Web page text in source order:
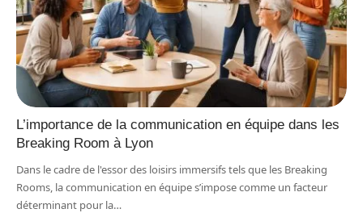
L’importance de la communication en équipe dans les
Breaking Room à Lyon
Dans le cadre de l'essor des loisirs immersifs tels que les Breaking
Rooms, la communication en équipe s’impose comme un facteur
déterminant pour la…